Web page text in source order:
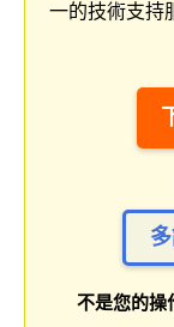
一的技術支持
不是您的操